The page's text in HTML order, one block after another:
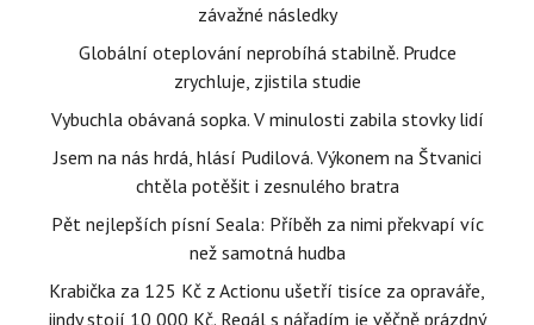
závažné následky
Globální oteplování neprobíhá stabilně. Prudce
zrychluje, zjistila studie
Vybuchla obávaná sopka. V minulosti zabila stovky lidí
Jsem na nás hrdá, hlásí Pudilová. Výkonem na Štvanici
chtěla potěšit i zesnulého bratra
Pět nejlepších písní Seala: Příběh za nimi překvapí víc
než samotná hudba
Krabička za 125 Kč z Actionu ušetří tisíce za opraváře,
jindy stojí 10 000 Kč. Regál s nářadím je věčně prázdný